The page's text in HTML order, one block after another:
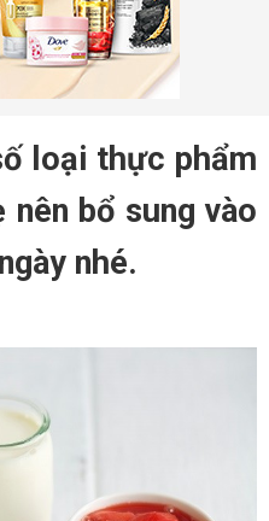
loại thực phẩm
bổ sung vào
nhé.